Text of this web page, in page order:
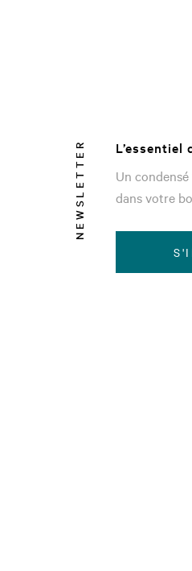
NEWSLETTER
L’essentiel
Un
dans votre